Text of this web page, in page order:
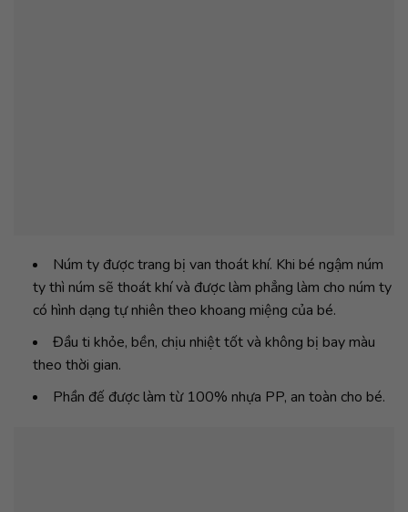
Núm ty được trang bị van thoát khí. Khi bé ngậm núm
ty thì núm sẽ thoát khí và được làm phẳng làm cho núm ty
có hình dạng tự nhiên theo khoang miệng của bé.
Đầu ti khỏe, bền, chịu nhiệt tốt và không bị bay màu
theo thời gian.
Phần đế được làm từ 100% nhựa PP, an toàn cho bé.